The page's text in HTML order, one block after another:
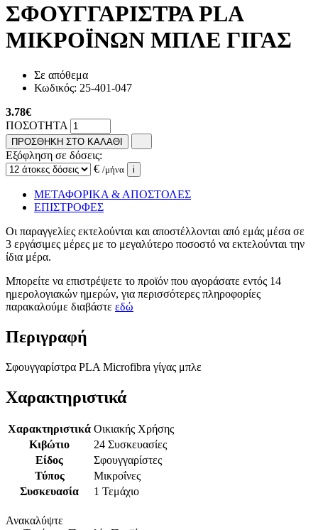
ΣΦΟΥΓΓΑΡΙΣΤΡΑ PLA
ΜΙΚΡΟΪΝΩΝ ΜΠΛΕ ΓΙΓΑΣ
Σε απόθεμα
Κωδικός: 25-401-047
3.78€
ΠΟΣΟΤΗΤΑ
ΠΡΟΣΘΗΚΗ ΣΤΟ ΚΑΛΑΘΙ
Εξόφληση σε δόσεις:
€ /μήνα i
ΜΕΤΑΦΟΡΙΚΑ & ΑΠΟΣΤΟΛΕΣ
ΕΠΙΣΤΡΟΦΕΣ
Οι παραγγελίες εκτελούνται και αποστέλλονται από εμάς μέσα σε
3 εργάσιμες μέρες με το μεγαλύτερο ποσοστό να εκτελούνται την
ίδια μέρα.
Μπορείτε να επιστρέψετε το προϊόν που αγοράσατε εντός 14
ημερολογιακών ημερών, για περισσότερες πληροφορίες
παρακαλούμε διαβάστε εδώ
Περιγραφή
Σφουγγαρίστρα PLA Microfibra γίγας μπλε
Χαρακτηριστικά
Χαρακτηριστικά Οικιακής Χρήσης
Κιβώτιο
24 Συσκευασίες
Είδος
Σφουγγαρίστες
Τύπος
Μικροΐνες
Συσκευασία
1 Τεμάχιο
Ανακαλύψτε